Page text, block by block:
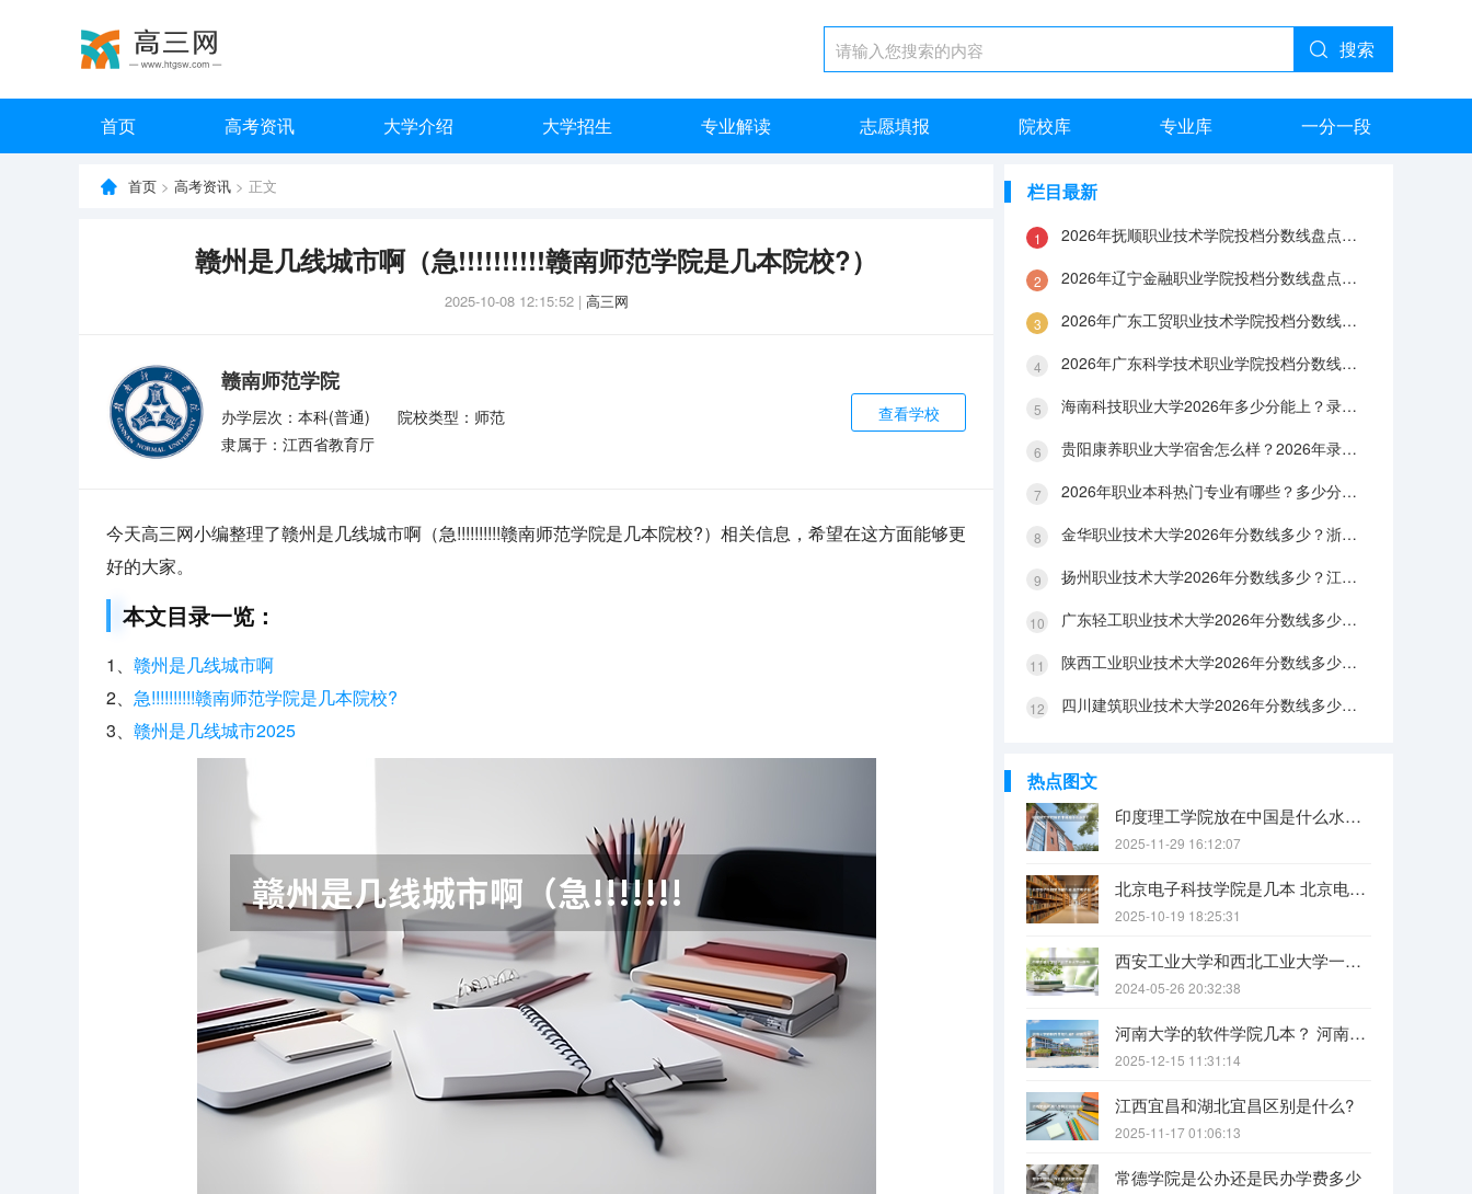
搜索
首页 高考资讯 大学介绍 大学招生 专业解读 志愿填报 院校库 专业库 一分一段
首页 > 高考资讯 > 正文
赣州是几线城市啊（急!!!!!!!!!!赣南师范学院是几本院校?）
2025-10-08 12:15:52 | 高三网
赣南师范学院
办学层次：本科(普通)
院校类型：师范
隶属于：江西省教育厅
查看学校
今天高三网小编整理了赣州是几线城市啊（急!!!!!!!!!!赣南师范学院是几本院校?）相关信息，希望在这方面能够更
好的大家。
本文目录一览：
1、 赣州是几线城市啊
2、 急!!!!!!!!!!赣南师范学院是几本院校?
3、 赣州是几线城市2025
栏目最新
2026年抚顺职业技术学院投档分数线盘点：录取分数、生活与就业指南
2026年辽宁金融职业学院投档分数线盘点：录取分数、生活与就业指南
2026年广东工贸职业技术学院投档分数线盘点：录取分数、生活与就业指南
2026年广东科学技术职业学院投档分数线盘点：录取分数、生活与就业指南
海南科技职业大学2026年多少分能上？录取分数线与生活成本解答
贵阳康养职业大学宿舍怎么样？2026年录取分数、费用及入学手续
2026年职业本科热门专业有哪些？多少分能上？绿牌专业有哪些？
金华职业技术大学2026年分数线多少？浙江考生563分能上吗？机械专业好就业吗？
扬州职业技术大学2026年分数线多少？江苏考生528分能上吗？医养照护好就业吗？
广东轻工职业技术大学2026年分数线多少？广东考生542分能上吗？
陕西工业职业技术大学2026年分数线多少？陕西考生355分能上吗？机械专业好就业吗？
四川建筑职业技术大学2026年分数线多少？四川考生510分能上吗？建筑专业好就业吗？
热点图文
印度理工学院放在中国是什么水平？
2025-11-29 16:12:07
北京电子科技学院是几本 北京电子科技学院是几本
2025-10-19 18:25:31
西安工业大学和西北工业大学一样吗
2024-05-26 20:32:38
河南大学的软件学院几本？ 河南大学软件学院几本 河南大学软件学院属于哪一类院校
2025-12-15 11:31:14
江西宜昌和湖北宜昌区别是什么?
2025-11-17 01:06:13
常德学院是公办还是民办学费多少